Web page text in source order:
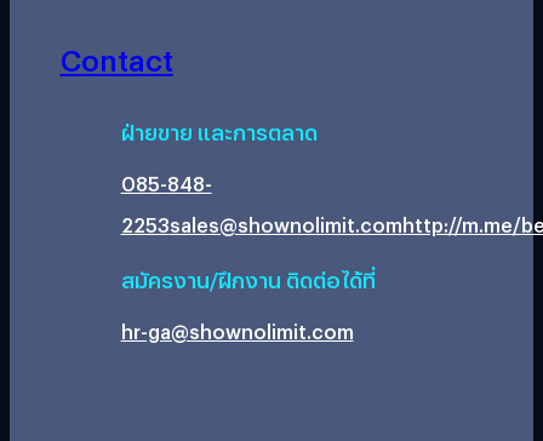
Contact
ฝ่ายขาย และการตลาด
085-848-
2253sales@shownolimit.comhttp://m.me/
สมัครงาน/ฝึกงาน ติดต่อได้ที่
hr-ga@shownolimit.com